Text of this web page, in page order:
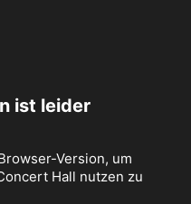
ist leider
Version, um
Hall nutzen zu